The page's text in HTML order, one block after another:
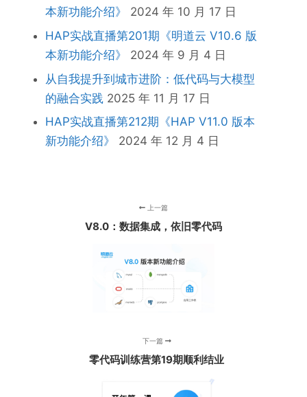
本新功能介绍》
2024 年 10 月 17 日
HAP实战直播第201期《明道云 V10.6 版
本新功能介绍》
2024 年 9 月 4 日
从自我提升到城市进阶：低代码与大模型
的融合实践 2025 年 11 月 17 日
HAP实战直播第212期《HAP V11.0 版本
新功能介绍》
2024 年 12 月 4 日
上一篇
V8.0：数据集成，依旧零代码
下一篇
零代码训练营第19期顺利结业